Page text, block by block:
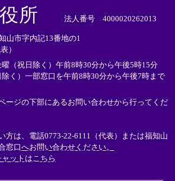
所 法人番号 4000020262013
山市字内記13番地の1
）
曜（祝日除く）午前8時30分から午後5時15分
く）一部窓口を午前8時30分から午後7時まで
ージの下部にあるお問い合わせから行ってくだ
方は、電話0773-22-6111（代表）または福知山
窓口へお問い合わせください。
ットはこちら